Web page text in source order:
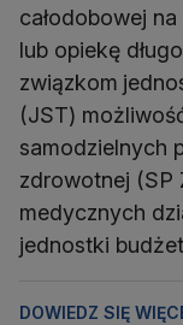
całodobowej
lub opiekę
związkom
(JST)
samodzielnych
zdrowotnej (SP
medycznych
jednostki
DOWIEDZ SIĘ